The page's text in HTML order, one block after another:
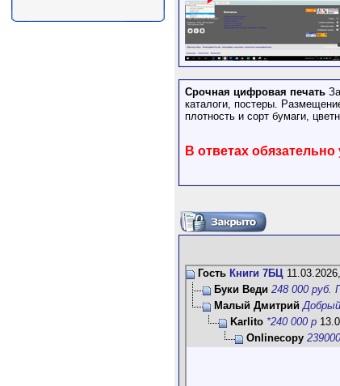
Срочная цифровая печать
каталоги, постеры.
плотность и сорт бумаги,
В ответах
Гость Книги 7БЦ 11.03.2026,
Буки Веди 248 000 руб.
Малый Дмитрий
Karlito *240 000 р
Onlinecopy